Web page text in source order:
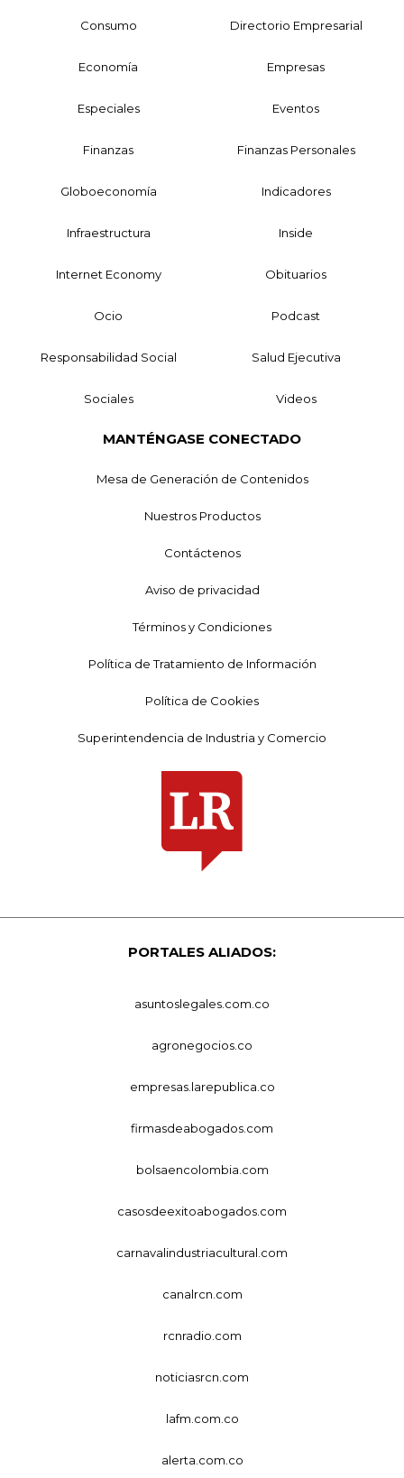
Consumo Directorio Empresarial
Economía Empresas
Especiales Eventos
Finanzas Finanzas Personales
Globoeconomía Indicadores
Infraestructura Inside
Internet Economy Obituarios
Ocio Podcast
Responsabilidad Social Salud Ejecutiva
Sociales Videos
MANTÉNGASE CONECTADO
Mesa de Generación de Contenidos
Nuestros Productos
Contáctenos
Aviso de privacidad
Términos y Condiciones
Política de Tratamiento de Información
Política de Cookies
Superintendencia de Industria y Comercio
PORTALES ALIADOS:
asuntoslegales.com.co
agronegocios.co
empresas.larepublica.co
firmasdeabogados.com
bolsaencolombia.com
casosdeexitoabogados.com
carnavalindustriacultural.com
canalrcn.com
rcnradio.com
noticiasrcn.com
lafm.com.co
alerta.com.co